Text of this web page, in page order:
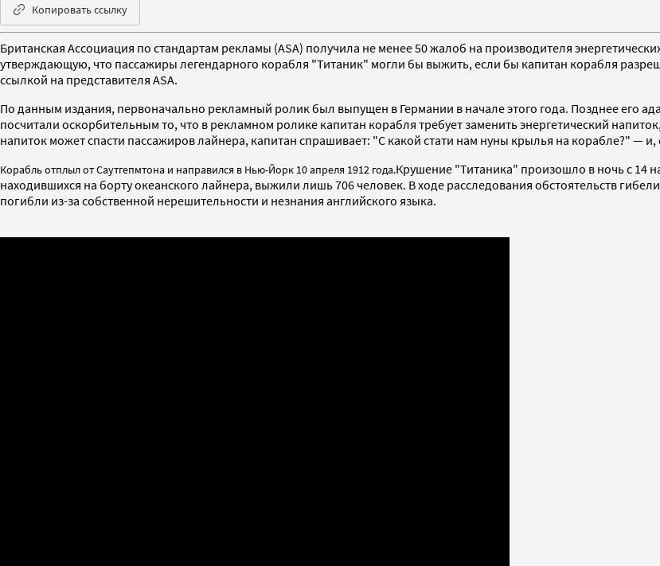
Копировать ссылку
Британская Ассоциация по стандартам рекламы (ASA) получила не менее 50 жалоб на производителя
утверждающую, что пассажиры легендарного корабля "Титаник" могли бы выжить, если бы капитан корабля
ссылкой на представителя ASA.
По данным издания, первоначально рекламный ролик был выпущен в Германии в начале этого года. Позднее его
посчитали оскорбительным то, что в рекламном ролике капитан корабля требует заменить энергетический
напиток может спасти пассажиров лайнера, капитан спрашивает: "С какой стати нам нуны крылья на корабле?" — и,
Корабль отплыл от Саутгепмтона и направился в Нью-Йорк 10 апреля 1912 года.Крушение "Титаника" произошло в ночь с 14
находившихся на борту океанского лайнера, выжили лишь 706 человек. В ходе расследования обстоятельств
погибли из-за собственной нерешительности и незнания английского языка.